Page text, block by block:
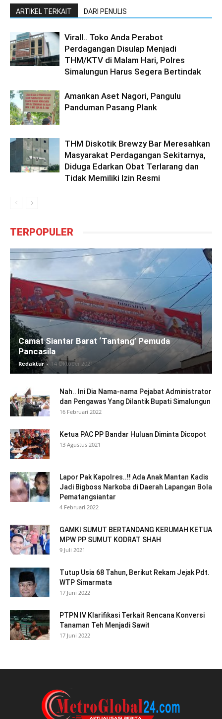
ARTIKEL TERKAIT DARI PENULIS
Virall.. Toko Anda Perabot
Perdagangan Disulap Menjadi
THM/KTV di Malam Hari, Polres
Simalungun Harus Segera Bertindak
Amankan Aset Nagori, Pangulu
Panduman Pasang Plank
THM Diskotik Brewzy Bar Meresahkan
Masyarakat Perdagangan Sekitarnya,
Diduga Edarkan Obat Terlarang dan
Tidak Memiliki Izin Resmi
TERPOPULER
Camat Siantar Barat ‘Tantang’ Pemuda
Pancasila
Redaktur - 14 Oktober 2021
Nah.. Ini Dia Nama-nama Pejabat Administrator
dan Pengawas Yang Dilantik Bupati Simalungun
16 Februari 2022
Ketua PAC PP Bandar Huluan Diminta Dicopot
13 Agustus 2021
Lapor Pak Kapolres..!! Ada Anak Mantan Kadis
Jadi Bigboss Narkoba di Daerah Lapangan Bola
Pematangsiantar
4 Februari 2022
GAMKI SUMUT BERTANDANG KERUMAH KETUA
MPW PP SUMUT KODRAT SHAH
9 Juli 2021
Tutup Usia 68 Tahun, Berikut Rekam Jejak Pdt.
WTP Simarmata
17 Juni 2022
PTPN IV Klarifikasi Terkait Rencana Konversi
Tanaman Teh Menjadi Sawit
17 Juni 2022